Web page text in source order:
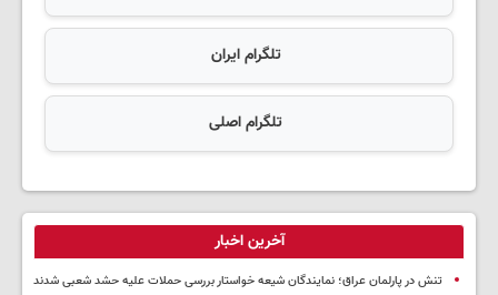
تلگرام ایران
تلگرام اصلی
آخرین اخبار
تنش در پارلمان عراق؛ نمایندگان شیعه خواستار بررسی حملات علیه حشد شعبی شدند